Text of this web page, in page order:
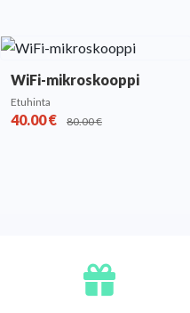
WiFi-mikroskooppi
Etuhinta
40.00€ 80.00€